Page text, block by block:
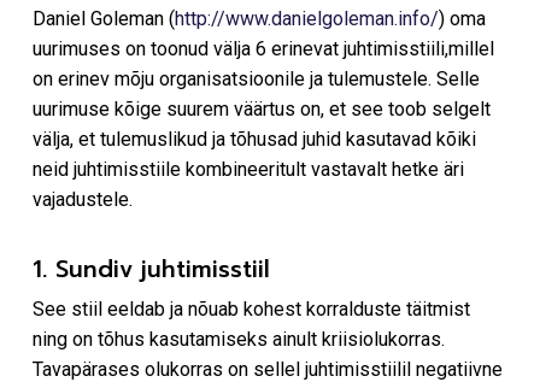
Daniel Goleman (http://www.danielgoleman.info/) oma
uurimuses on toonud välja 6 erinevat juhtimisstiili,millel
on erinev mõju organisatsioonile ja tulemustele. Selle
uurimuse kõige suurem väärtus on, et see toob selgelt
välja, et tulemuslikud ja tõhusad juhid kasutavad kõiki
neid juhtimisstiile kombineeritult vastavalt hetke äri
vajadustele.
1. Sundiv juhtimisstiil
See stiil eeldab ja nõuab kohest korralduste täitmist
ning on tõhus kasutamiseks ainult kriisiolukorras.
Tavapärases olukorras on sellel juhtimisstiilil negatiivne